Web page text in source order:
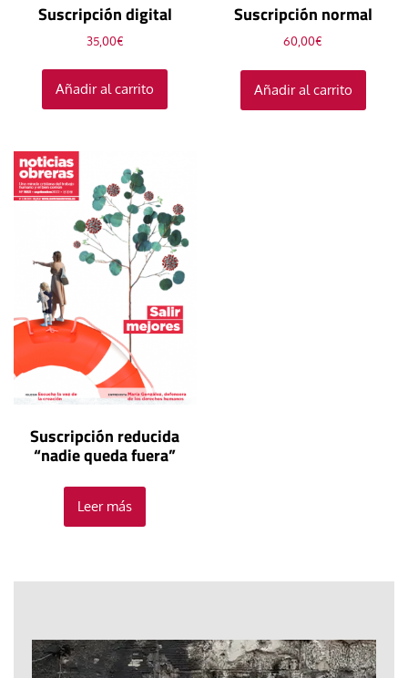
Suscripción digital
35,00€
Añadir al carrito
Suscripción normal
60,00€
Añadir al carrito
Suscripción reducida
“nadie queda fuera”
Leer más